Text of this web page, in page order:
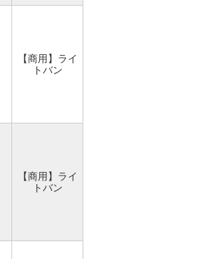
【商用】ライ
トバン
【商用】ライ
トバン